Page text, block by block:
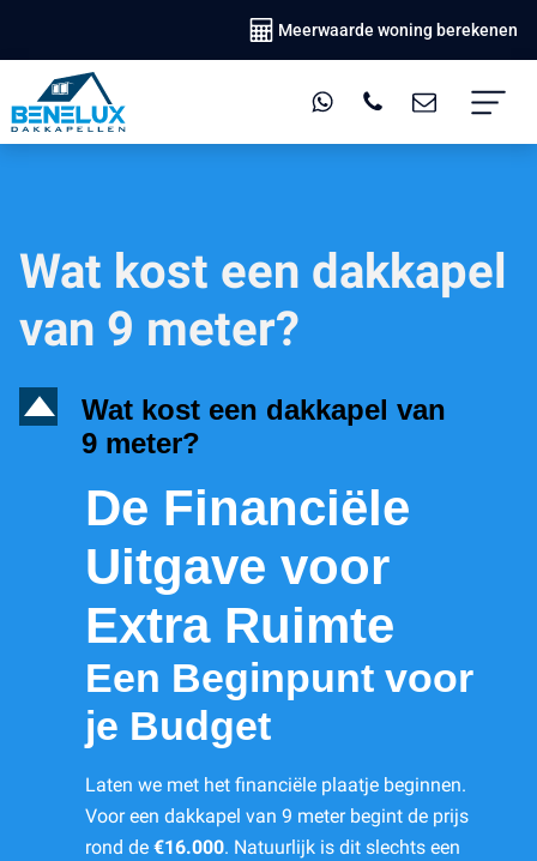
Meerwaarde woning berekenen
Wat kost een dakkapel
van 9 meter?
D
Wat kost een dakkapel van
9 meter?
De Financiële
Uitgave voor
Extra Ruimte
Een Beginpunt voor
je Budget
Laten we met het financiële plaatje beginnen.
Voor een dakkapel van 9 meter begint de prijs
rond de €16.000. Natuurlijk is dit slechts een